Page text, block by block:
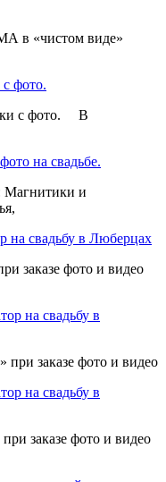
«чистом виде»
фото.
с фото. В
на свадьбе.
и
на свадьбу в Люберцах
заказе фото и видео
на свадьбу в
заказе фото и видео
на свадьбу в
заказе фото и видео